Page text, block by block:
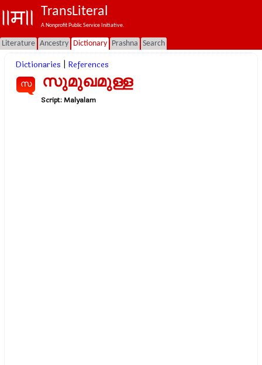
TransLiteral
A Nonprofit Public Service Initiative.
Literature Ancestry Dictionary Prashna Search
Dictionaries References
സ സുമുഖമുള്ള
Script:Malyalam